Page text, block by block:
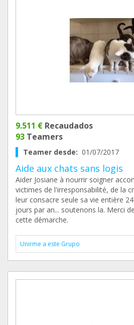
9.511 € Recaudados
93 Teamers
Teamer desde: 01/07/2017
Aide aux chats sans logis
Aider Josiane à nourrir soigner
victimes de l'irresponsabilité, de la
leur consacre seule sa vie entière
jours par an... soutenons la. Merci
cette démarche.
Unirme a este Grupo